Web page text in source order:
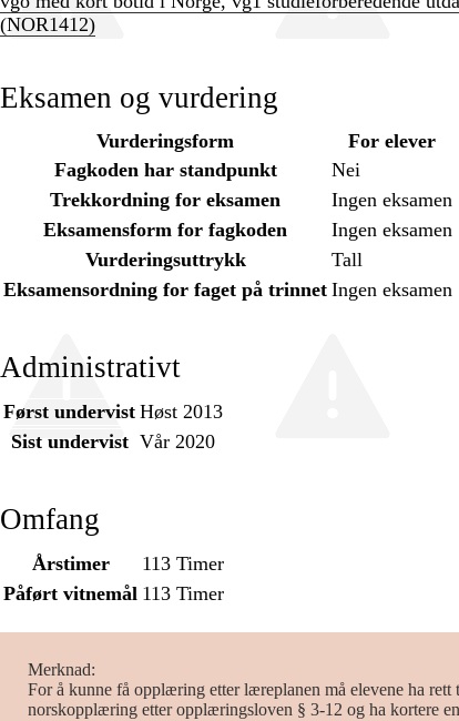
(NOR1412)
Eksamen og vurdering
Vurderingsform
For elever
Fagkoden har standpunkt
Nei
Trekkordning for eksamen
Ingen eksamen
Eksamensform for fagkoden
Ingen eksamen
Vurderingsuttrykk
Tall
Eksamensordning for faget på trinnet Ingen eksamen
Administrativt
Først undervist Høst 2013
Sist undervist Vår 2020
Omfang
Årstimer
113 Timer
Påført vitnemål 113 Timer
Merknad
For å kunne få opplæring etter læreplanen må elevene ha
norskopplæring etter opplæringsloven § 3-12 og ha kortere